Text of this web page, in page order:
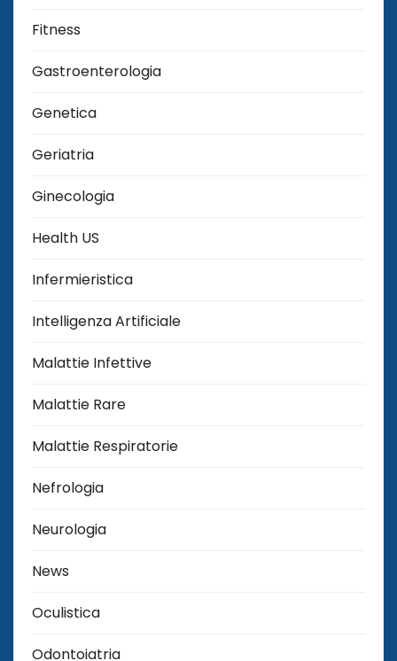
Fitness
Gastroenterologia
Genetica
Geriatria
Ginecologia
Health US
Infermieristica
Intelligenza Artificiale
Malattie Infettive
Malattie Rare
Malattie Respiratorie
Nefrologia
Neurologia
News
Oculistica
Odontoiatria